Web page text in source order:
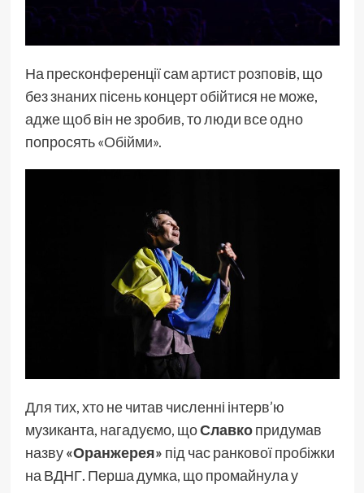
На пресконференції сам артист розповів, що
без знаних пісень концерт обійтися не може,
адже щоб він не зробив, то люди все одно
попросять «Обійми».
Для тих, хто не читав численні інтерв’ю
музиканта, нагадуємо, щоСлавкопридумав
назву«Оранжерея» під час ранкової пробіжки
на ВДНГ. Перша думка, що промайнула у